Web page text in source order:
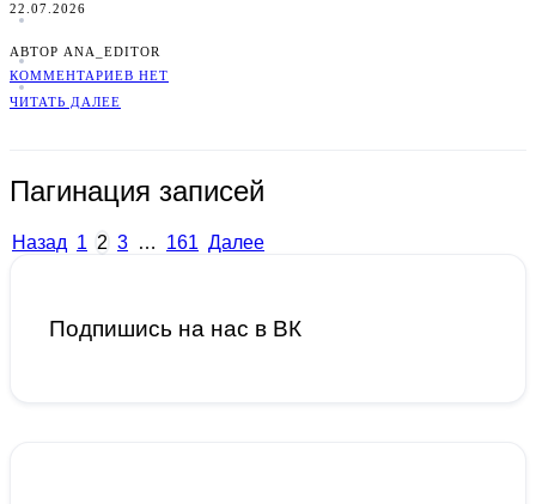
22.07.2026
АВТОР ANA_EDITOR
КОММЕНТАРИЕВ НЕТ
ЧИТАТЬ ДАЛЕЕ
Пагинация записей
Назад 1 2 3 … 161 Далее
Подпишись на нас в ВК